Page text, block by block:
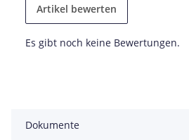
Artikel bewerten
Es gibt noch keine Bewertungen.
Dokumente